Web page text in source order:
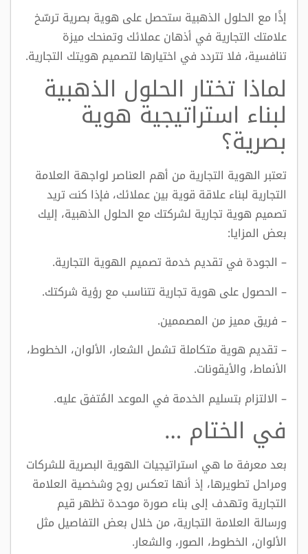
إذًا مع الحلول الذهبية ستحصل على هوية بصرية ترسّخ
علامتك التجارية في أذهان عملائك وتمنحك ميزة
تنافسية، فلا تتردد في اختيارها لتصميم هويتك التجارية.
لماذا تختار الحلول الذهبية
لبناء استراتيجية هوية
بصرية؟
تعتبر الهوية التجارية من أهم العناصر لواجهة العلامة
التجارية لبناء علاقة قوية بين عملائك، فإذا كنت تريد
تصميم هوية تجارية لشركتك مع الحلول الذهبية، إليك
بعض المزايا:
– الجودة في تقديم خدمة تصميم الهوية التجارية.
– الحصول على هوية تجارية تتناسب مع رؤية شركتك.
– فريق مميز من المصممين.
– تقديم هوية متكاملة تشمل الشعار، الألوان، الخطوط،
الأنماط، والأيقونات.
– الالتزام بتسليم الخدمة في الموعد المُتفق عليه.
في الختام …
بعد معرفة ما هي استراتيجيات الهوية البصرية للشركات
ومراحل تطويرها، إذ أنها تعكس روح وشخصية العلامة
التجارية وتهدف إلى بناء صورة موحدة تظهر قيم
ورسالة العلامة التجارية، من خلال بعض التفاصيل مثل
الألوان، الخطوط، الصور، والشعار.